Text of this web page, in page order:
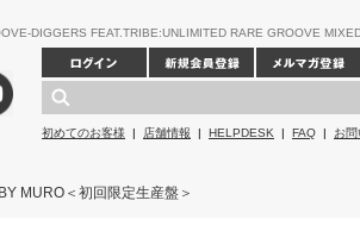
DIGGERS FEAT.TRIBE:UNLIMITED RARE GROOVE
初めてのお客様 | 店舗情報 | HELPDESK | FAQ | お
MURO＜初回限定生産盤＞